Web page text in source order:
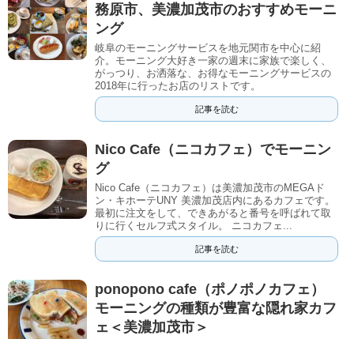
務原市、美濃加茂市のおすすめモーニ
ング
岐阜のモーニングサービスを地元関市を中心に紹
介。モーニング大好き一家の週末に家族で楽しく、
がっつり、お洒落な、お得なモーニングサービスの
2018年に行ったお店のリストです。
記事を読む
Nico Cafe（ニコカフェ）でモーニン
グ
Nico Cafe（ニコカフェ）は美濃加茂市のMEGAド
ン・キホーテUNY 美濃加茂店内にあるカフェです。
最初に注文をして、できあがると番号を呼ばれて取
りに行くセルフ式スタイル。 ニコカフェ...
記事を読む
ponopono cafe（ポノポノカフェ）
モーニングの種類が豊富な隠れ家カフ
ェ＜美濃加茂市＞